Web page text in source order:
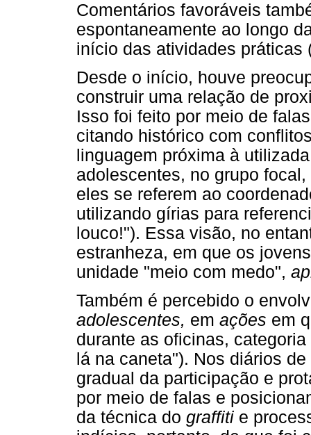
Comentários favoráveis
espontaneamente ao longo
início das atividades práticas
Desde o início, houve
construir uma relação de
Isso foi feito por meio de
citando histórico com
linguagem próxima à
adolescentes, no grupo
eles se referem ao
utilizando gírias para
louco!"). Essa visão, no
estranheza, em que os
unidade "meio com medo",
Também é percebido o
adolescentes, em ações em
durante as oficinas,
lá na caneta"). Nos diários
gradual da participação e
por meio de falas e
da técnica do graffiti e